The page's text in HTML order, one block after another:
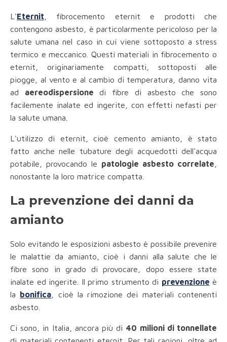
L'Eternit , fibrocemento eternit e prodotti che
contengono asbesto, è particolarmente pericoloso per la
salute umana nel caso in cui viene sottoposto a stress
termico e meccanico. Questi materiali in fibrocemento o
eternit, originariamente compatti, sottoposti alle
piogge, al vento e al cambio di temperatura, danno vita
ad aereodispersione di fibre di asbesto che sono
facilemente inalate ed ingerite, con effetti nefasti per
la salute umana.
L'utilizzo di eternit, cioè cemento amianto, è stato
fatto anche nelle tubature degli acquedotti dell'acqua
potabile, provocando le patologie asbesto correlate
nonostante la loro matrice compatta.
La prevenzione dei danni da
amianto
Solo evitando le esposizioni asbesto è possibile prevenire
le malattie da amianto, cioè i danni alla salute che le
fibre sono in grado di provocare, dopo essere state
inalate ed ingerite. Il primo strumento di prevenzione è
la bonifica , cioè la rimozione dei materiali contenenti
asbesto.
Ci sono, in Italia, ancora più di 40 milioni di tonnellate